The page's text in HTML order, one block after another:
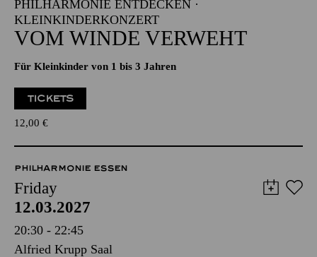
PHILHARMONIE ENTDECKEN ·
KLEINKINDERKONZERT
VOM WINDE VERWEHT
Für Kleinkinder von 1 bis 3 Jahren
TICKETS
12,00 €
PHILHARMONIE ESSEN
Friday
12.03.2027
20:30 - 22:45
Alfried Krupp Saal